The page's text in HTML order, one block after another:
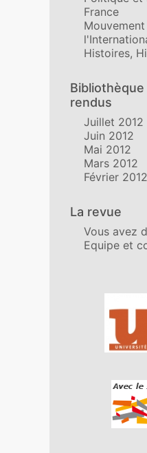
France
Histoires,
rendus
Juillet 2012
Juin 2012
Mai 2012
Mars 2012
Février 2012
La revue
Vous avez
Equipe et
Affiliations/